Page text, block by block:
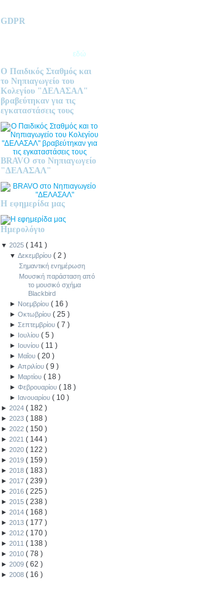
GDPR
εδώ
Ο Παιδικός Σταθμός και
το Νηπιαγωγείο του
Κολεγίου "ΔΕΛΑΣΑΛ"
βραβεύτηκαν για τις
εγκαταστάσεις τους
BRAVO στο Νηπιαγωγείο
"ΔΕΛΑΣΑΛ"
Η εφημερίδα μας
Ημερολόγιο
▼ 2025 ( 141 )
▼Δεκεμβρίου(2)
Σημαντική ενημέρωση
Μουσική παράσταση από
το μουσικό σχήμα
Blackbird
► Νοεμβρίου( 16)
►Οκτωβρίου(25)
►Σεπτεμβρίου(7)
► Ιουλίου(5)
► Ιουνίου( 11)
► Μαΐου(20)
►Απριλίου(9)
► Μαρτίου( 18)
►Φεβρουαρίου( 18)
► Ιανουαρίου( 10)
► 2024 ( 182 )
► 2023 ( 188 )
► 2022 ( 150 )
► 2021 ( 144 )
► 2020 ( 122 )
► 2019 ( 159 )
► 2018 ( 183 )
► 2017 ( 239 )
► 2016 ( 225 )
► 2015 ( 238 )
► 2014 ( 168 )
► 2013 ( 177 )
► 2012 ( 170 )
► 2011 ( 138 )
► 2010 ( 78 )
► 2009 ( 62 )
► 2008 ( 16 )